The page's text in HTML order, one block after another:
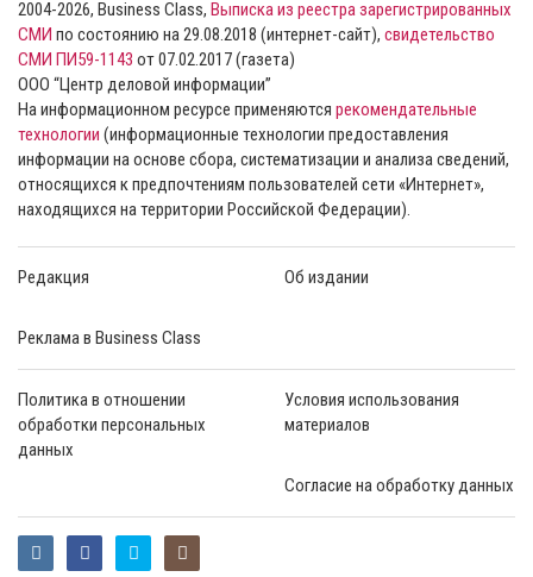
2004-2026, Business Class, Выписка из реестра зарегистрированных
СМИ по состоянию на 29.08.2018 (интернет-сайт), свидетельство
СМИ ПИ59-1143 от 07.02.2017 (газета)
ООО “Центр деловой информации”
На информационном ресурсе применяются рекомендательные
технологии (информационные технологии предоставления
информации на основе сбора, систематизации и анализа сведений,
относящихся к предпочтениям пользователей сети «Интернет»,
находящихся на территории Российской Федерации).
Редакция Об издании
Реклама в Business Class
Политика в отношении
обработки персональных
данных
Условия использования
материалов
Согласие на обработку данных